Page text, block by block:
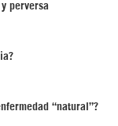
perversa
“natural”?